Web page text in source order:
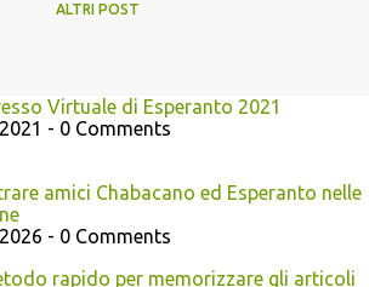
ALTRI POST
Virtuale di Esperanto 2021
- 0 Comments
amici Chabacano ed Esperanto nelle
- 0 Comments
rapido per memorizzare gli articoli